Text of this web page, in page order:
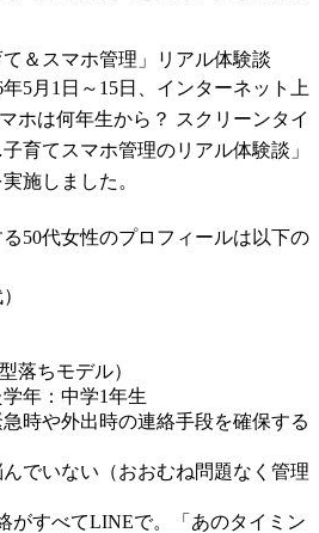
＆スマホ管理」リアル体験談
5月1日～15日、インターネット上
ホは何年生から？ スクリーンタイ
育てスマホ管理のリアル体験談」
施しました。
50代女性のプロフィールは以下の
落ちモデル）
年：中学1年生
時や外出時の連絡手段を確保する
でいない（おおむね問題なく管理
がすべてLINEで。「あのタイミン